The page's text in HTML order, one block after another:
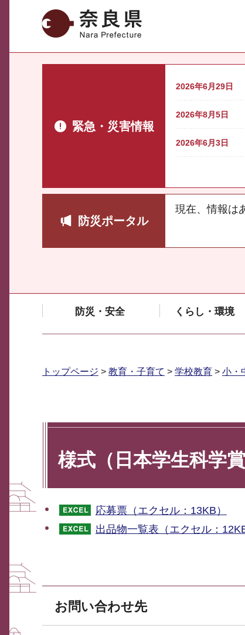
奈良県
緊急・災害情報
2026年6月29日
2026年8月5日
2026年6月3日
防災ポータル
現在、情報は
防災・安全 くらし・環境
トップページ > 教育・子育て > 学校教育 > 小・
様式（日本学生科学
応募票（エクセル：13KB）
出品物一覧表（エクセル：12KB
お問い合わせ先